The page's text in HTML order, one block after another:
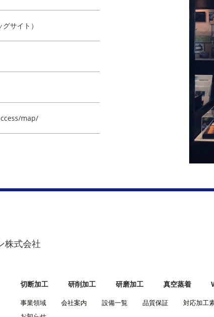
サイト）
map/
切断加工 研削加工 研磨加工 真空蒸着
事業領域 会社案内 設備一覧 品質保証 対応加工
株式会社